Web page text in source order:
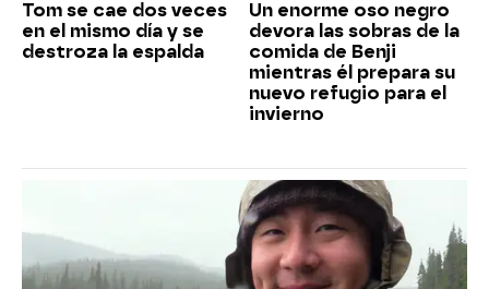
Tom se cae dos veces
en el mismo día y se
destroza la espalda
Un enorme oso negro
devora las sobras de la
comida de Benji
mientras él prepara su
nuevo refugio para el
invierno